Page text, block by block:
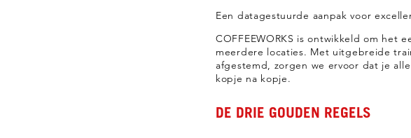
Een datagestuurde aanpak voor
COFFEEWORKS is ontwikkeld om het
meerdere locaties. Met uitgebreide
afgestemd, zorgen we ervoor dat je
kopje na kopje.
DE DRIE GOUDEN REGELS